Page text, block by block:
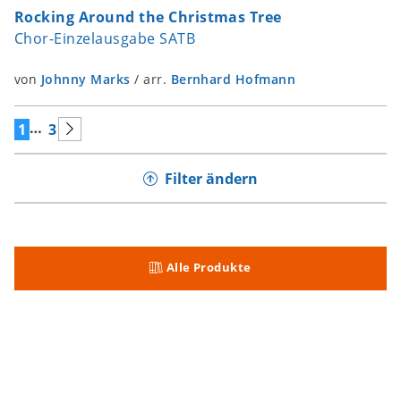
Rocking Around the Christmas Tree
Chor-Einzelausgabe SATB
von Johnny Marks /arr. Bernhard Hofmann
1 … 3
Filter ändern
Alle Produkte